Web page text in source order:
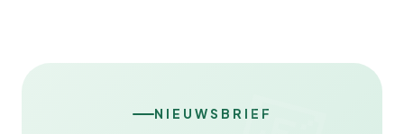
NIEUWSBRIEF